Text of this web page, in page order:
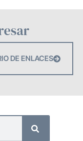
DE ENLACES